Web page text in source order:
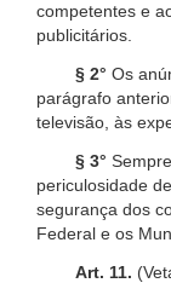
competentes e
publicitários.
§ 2° Os
parágrafo
televisão, às
§ 3°
periculosidade
segurança dos
Federal e os
Art. 11.